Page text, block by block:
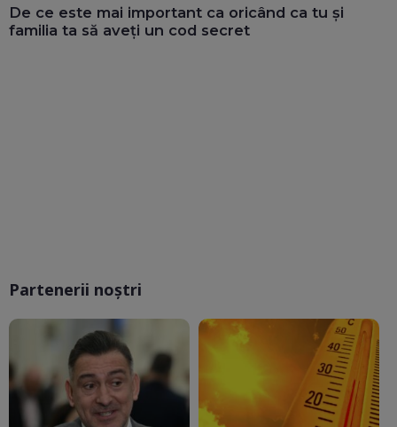
De ce este mai important ca oricând ca tu și
familia ta să aveți un cod secret
Partenerii noștri